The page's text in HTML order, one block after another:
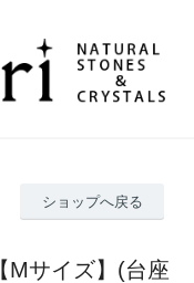
ショップへ戻る
Mサイズ】(台座